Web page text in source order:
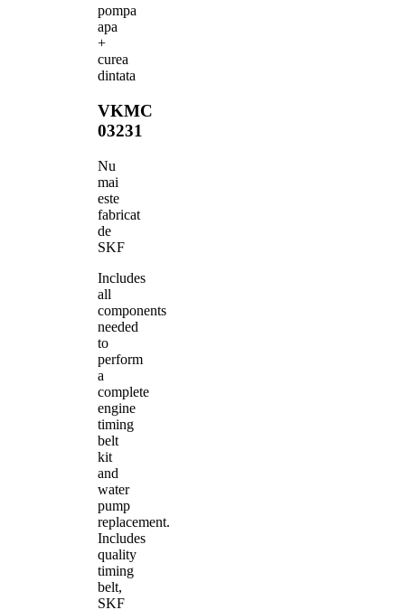
pompa
apa
+
curea
dintata
VKMC
03231
Nu
mai
este
fabricat
de
SKF
Includes
all
components
needed
to
perform
a
complete
engine
timing
belt
kit
and
water
pump
replacement.
Includes
quality
timing
belt,
SKF